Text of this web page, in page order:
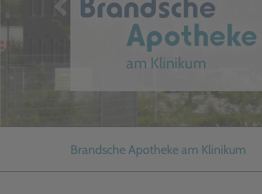
Brandsche Apotheke am Klinikum